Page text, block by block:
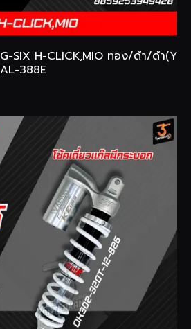
SIX H-CLICK,MIO ทอง/ดำ/ดำ(Y
388E